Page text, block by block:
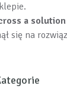
a
się na